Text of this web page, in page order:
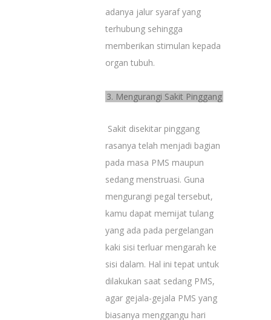
adanya jalur syaraf yang
terhubung sehingga
memberikan stimulan kepada
organ tubuh.
3. Mengurangi Sakit Pinggang
Sakit disekitar pinggang
rasanya telah menjadi bagian
pada masa PMS maupun
sedang menstruasi. Guna
mengurangi pegal tersebut,
kamu dapat memijat tulang
yang ada pada pergelangan
kaki sisi terluar mengarah ke
sisi dalam. Hal ini tepat untuk
dilakukan saat sedang PMS,
agar gejala-gejala PMS yang
biasanya menggangu hari